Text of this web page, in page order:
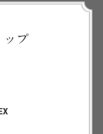
ップ